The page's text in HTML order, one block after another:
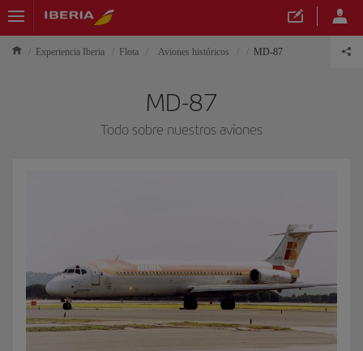
Experiencia Iberia Flota Aviones históricos MD-87
MD-87
Todo sobre nuestros aviones